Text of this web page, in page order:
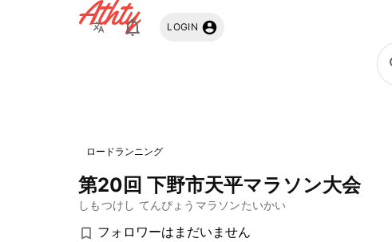
Athty LOGIN
ロードランニング
第20回 下野市天平マラソン大会
しもつけし てんぴょうマラソンたいかい
フォロワーはまだいません